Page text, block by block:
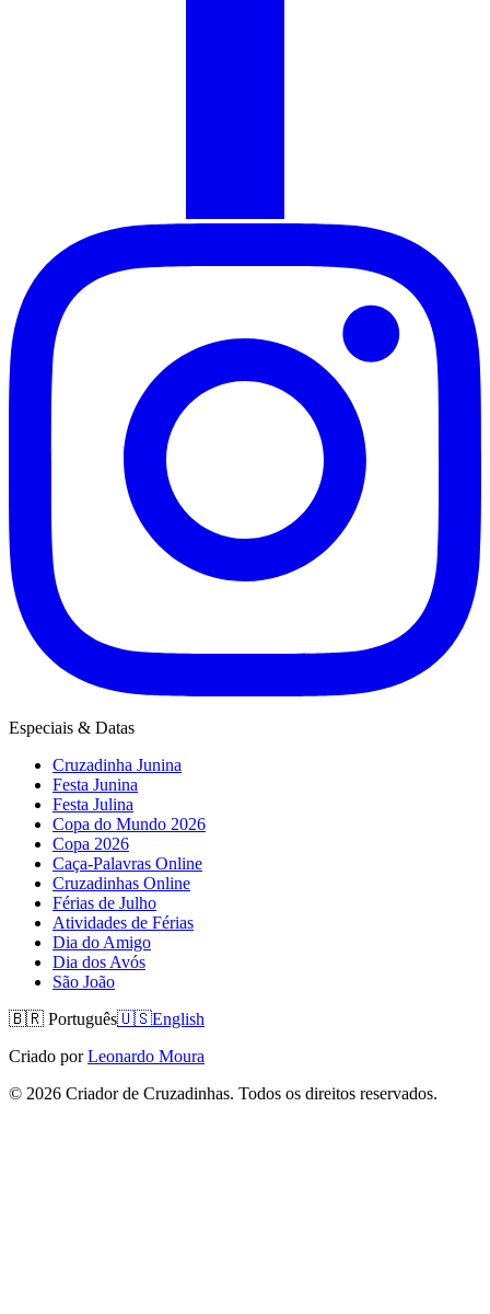
Especiais & Datas
Cruzadinha Junina
Festa Junina
Festa Julina
Copa do Mundo 2026
Copa 2026
Caça-Palavras Online
Cruzadinhas Online
Férias de Julho
Atividades de Férias
Dia do Amigo
Dia dos Avós
São João
🇧🇷 Português🇺🇸English
Criado por Leonardo Moura
© 2026 Criador de Cruzadinhas. Todos os direitos reservados.